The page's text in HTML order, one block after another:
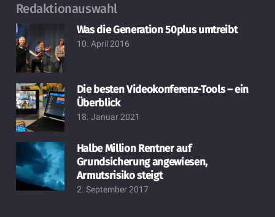
Redaktionauswahl
Was die Generation 50plus umtreibt
10. April 2016
Die besten Videokonferenz-Tools – ein
Überblick
18. Januar 2021
Halbe Million Rentner auf
Grundsicherung angewiesen,
Armutsrisiko steigt
2. September 2017